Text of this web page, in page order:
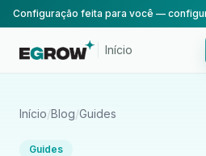
Início
Início/Blog/Guides
Guides